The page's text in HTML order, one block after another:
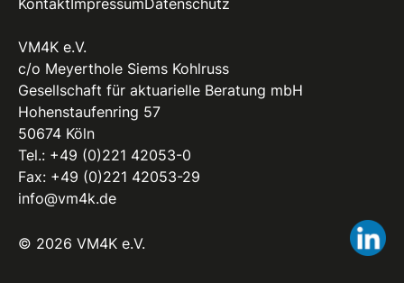
KontaktImpressumDatenschutz
VM4K e.V.
c/o Meyerthole Siems Kohlruss
Gesellschaft für aktuarielle Beratung mbH
Hohenstaufenring 57
50674 Köln
Tel.: +49 (0)221 42053-0
Fax: +49 (0)221 42053-29
info@vm4k.de
© 2026 VM4K e.V.